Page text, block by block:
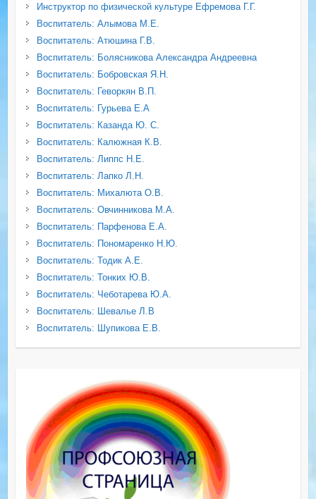
Инструктор по физической культуре Ефремова Г.Г.
Воспитатель: Алымова М.Е.
Воспитатель: Атюшина Г.В.
Воспитатель: Болясникова Александра Андреевна
Воспитатель: Бобровская Я.Н.
Воспитатель: Геворкян В.П.
Воспитатель: Гурьева Е.А
Воспитатель: Казанда Ю. С.
Воспитатель: Калюжная К.В.
Воспитатель: Липпс Н.Е.
Воспитатель: Лапко Л.Н.
Воспитатель: Михалюта О.В.
Воспитатель: Овчинникова М.А.
Воспитатель: Парфенова Е.А.
Воспитатель: Пономаренко Н.Ю.
Воспитатель: Тодик А.Е.
Воспитатель: Тонких Ю.В.
Воспитатель: Чеботарева Ю.А.
Воспитатель: Шевалье Л.В
Воспитатель: Шупикова Е.В.